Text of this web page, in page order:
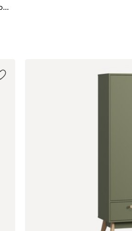
Распашной шкаф Кимбол 2-100x210 Черный с зеркалом